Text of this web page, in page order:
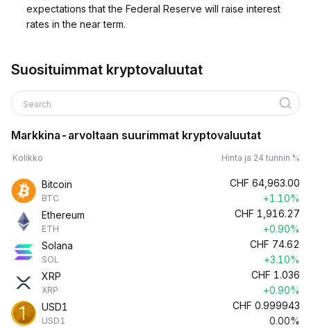
expectations that the Federal Reserve will raise interest
rates in the near term.
Suosituimmat kryptovaluutat
Search
Markkina-arvoltaan suurimmat kryptovaluutat
Kolikko Hinta ja 24 tunnin %
Bitcoin
BTC
CHF 64,963.00
+1.10%
Ethereum
ETH
CHF 1,916.27
+0.90%
Solana
SOL
CHF 74.62
+3.10%
XRP
XRP
CHF 1.036
+0.90%
USD1
USD1
CHF 0.999943
0.00%